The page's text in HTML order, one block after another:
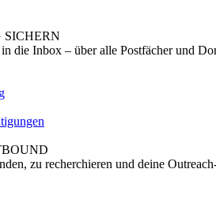
die Inbox – über alle Postfächer und
zu recherchieren und deine